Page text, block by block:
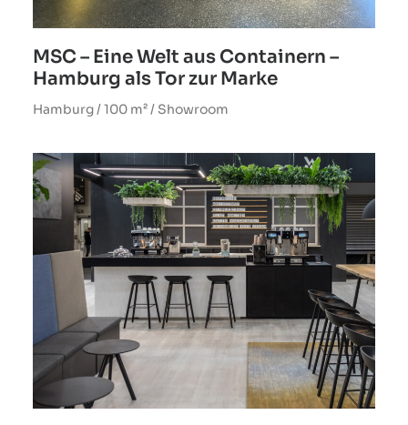
MSC – Eine Welt aus Containern –
Hamburg als Tor zur Marke
Hamburg / 100 m² / Showroom